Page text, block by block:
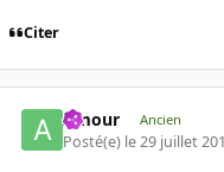
Citer
Amour Ancien
Posté(e) le 29 juillet